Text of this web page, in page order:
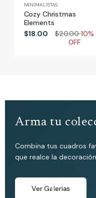
MINIMALISTAS
Cozy Christmas
Elements
$18.00
$20.0010%
0FF
Arma tu
Combina tus cuadros
que realce la
Ver Galerias